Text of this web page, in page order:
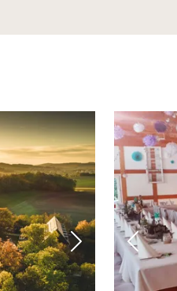
Nächstes Bild